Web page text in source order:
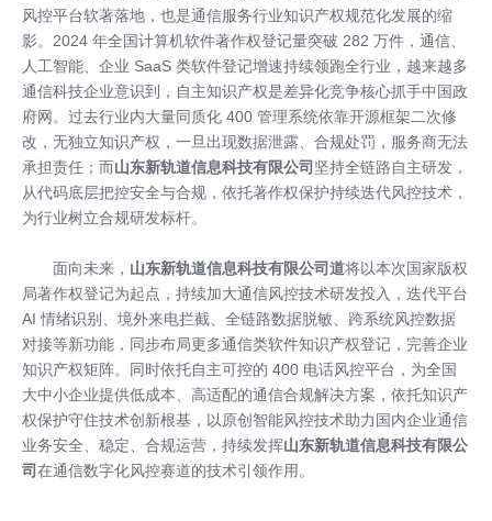
风控平台软著落地，也是通信服务行业知识产权规范化发展的缩
影。2024 年全国计算机软件著作权登记量突破 282 万件，通信、
人工智能、企业 SaaS 类软件登记增速持续领跑全行业，越来越多
通信科技企业意识到，自主知识产权是差异化竞争核心抓手中国政
府网。过去行业内大量同质化 400 管理系统依靠开源框架二次修
改，无独立知识产权，一旦出现数据泄露、合规处罚，服务商无法
承担责任；而山东新轨道信息科技有限公司 坚持全链路自主研发，
从代码底层把控安全与合规，依托著作权保护持续迭代风控技术，
为行业树立合规研发标杆。
面向未来， 山东新轨道信息科技有限公司道将以本次国家版权
局著作权登记为起点，持续加大通信风控技术研发投入，迭代平台
AI 情绪识别、境外来电拦截、全链路数据脱敏、跨系统风控数据
对接等新功能，同步布局更多通信类软件知识产权登记，完善企业
知识产权矩阵。同时依托自主可控的 400 电话风控平台，为全国
大中小企业提供低成本、高适配的通信合规解决方案，依托知识产
权保护守住技术创新根基，以原创智能风控技术助力国内企业通信
业务安全、稳定、合规运营，持续发挥山东新轨道信息科技有限公
司在通信数字化风控赛道的技术引领作用。